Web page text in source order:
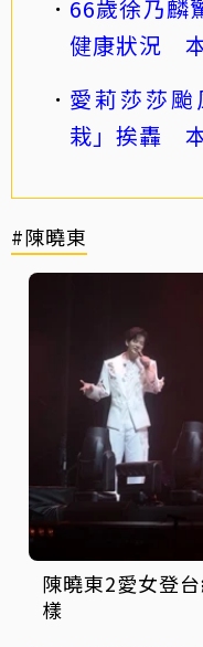
66歲徐乃麟
健康狀況
愛莉莎莎
栽」挨轟
#陳曉東
陳曉東2愛女登
樣